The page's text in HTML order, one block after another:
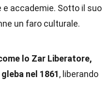
e accademie. Sotto il suo
un faro culturale.
lo Zar Liberatore,
nel 1861, liberando